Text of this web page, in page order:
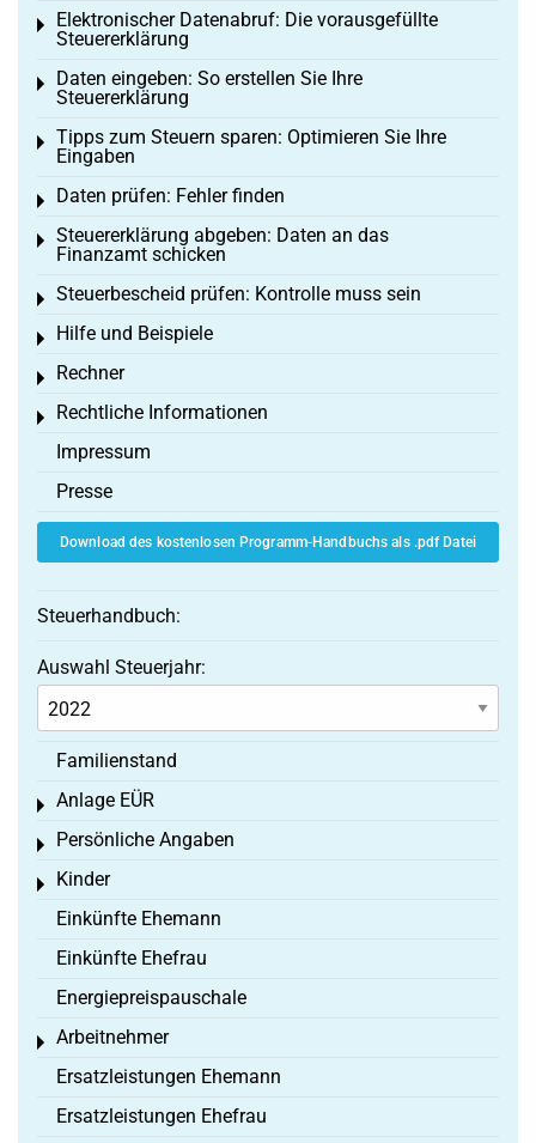
Elektronischer Datenabruf: Die vorausgefüllte
Steuererklärung
Toggle menu
Daten eingeben: So erstellen Sie Ihre
Steuererklärung
Toggle menu
Tipps zum Steuern sparen: Optimieren Sie Ihre
Eingaben
Toggle menu
Daten prüfen: Fehler finden
Toggle menu
Steuererklärung abgeben: Daten an das
Finanzamt schicken
Toggle menu
Steuerbescheid prüfen: Kontrolle muss sein
Toggle menu
Hilfe und Beispiele
Toggle menu
Rechner
Toggle menu
Rechtliche Informationen
Toggle menu
Impressum
Presse
Download des kostenlosen Programm-Handbuchs als .pdf Datei
Steuerhandbuch:
Auswahl Steuerjahr:
Familienstand
Anlage EÜR
Toggle menu
Persönliche Angaben
Toggle menu
Kinder
Toggle menu
Einkünfte Ehemann
Einkünfte Ehefrau
Energiepreispauschale
Arbeitnehmer
Toggle menu
Ersatzleistungen Ehemann
Ersatzleistungen Ehefrau